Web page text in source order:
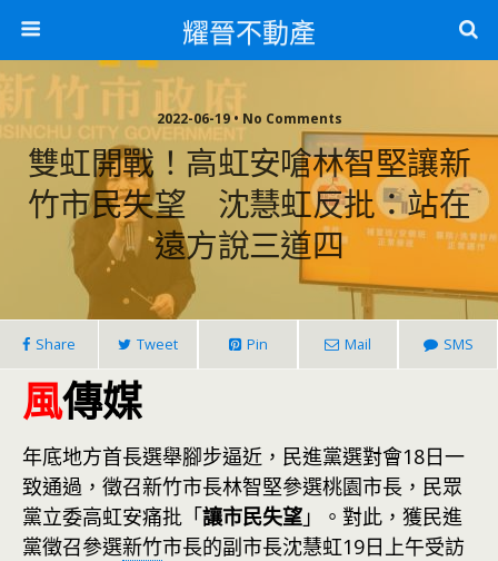
耀晉不動產
2022-06-19 • No Comments
雙虹開戰！高虹安嗆林智堅讓新
竹市民失望 沈慧虹反批：站在
遠方說三道四
Share Tweet Pin Mail SMS
風傳媒
年底地方首長選舉腳步逼近，民進黨選對會18日一
致通過，徵召新竹市長林智堅參選桃園市長，民眾
黨立委高虹安痛批「讓市民失望 」。對此，獲民進
黨徵召參選新竹市長的副市長沈慧虹19日上午受訪